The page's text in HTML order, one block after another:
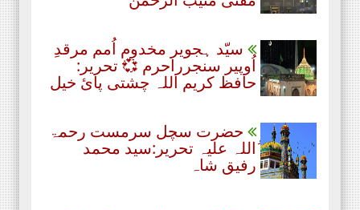
سیّد ہجویر مخدوم اُمم مرقدِ
اُوپیر سنجرراحرم 💞 تحریر:
حافظ کریم اللہ چشتی پائ خیل
حضرت سچل سرمست رحمۃ
ُاللہ علیہ تحریر:سید محمد
رفیق شاہ